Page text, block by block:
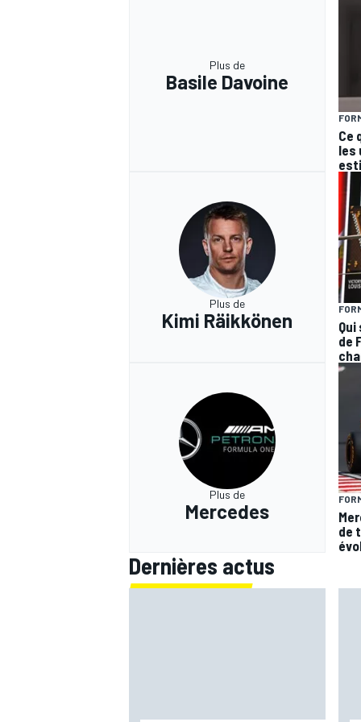
Plus de
Basile Davoine
Ce
les
Plus de
Kimi Räikkönen
de
Plus de
Mercedes
de
Dernières actus